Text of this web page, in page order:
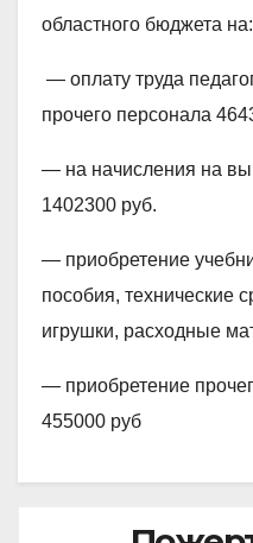
областного бюджета на:
— оплату труда
прочего персонала
— на начисления на
1402300 руб.
— приобретение
пособия, технические
игрушки, расходные
— приобретение
455000 руб